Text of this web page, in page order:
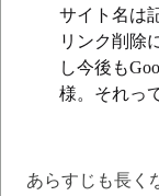
サイト名は
リンク削除
し今後も
様。それっ
あらすじも長く